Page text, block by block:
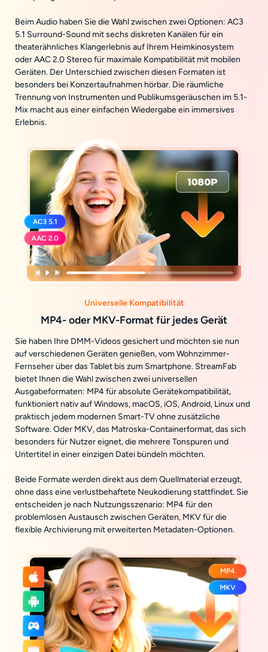
Beim Audio haben Sie die Wahl zwischen zwei Optionen: AC3
5.1 Surround-Sound mit sechs diskreten Kanälen für ein
theaterähnliches Klangerlebnis auf Ihrem Heimkinosystem
oder AAC 2.0 Stereo für maximale Kompatibilität mit mobilen
Geräten. Der Unterschied zwischen diesen Formaten ist
besonders bei Konzertaufnahmen hörbar. Die räumliche
Trennung von Instrumenten und Publikumsgeräuschen im 5.1-
Mix macht aus einer einfachen Wiedergabe ein immersives
Erlebnis.
Universelle Kompatibilität
MP4- oder MKV-Format für jedes Gerät
Sie haben Ihre DMM-Videos gesichert und möchten sie nun
auf verschiedenen Geräten genießen, vom Wohnzimmer-
Fernseher über das Tablet bis zum Smartphone. StreamFab
bietet Ihnen die Wahl zwischen zwei universellen
Ausgabeformaten: MP4 für absolute Gerätekompatibilität,
funktioniert nativ auf Windows, macOS, iOS, Android, Linux und
praktisch jedem modernen Smart-TV ohne zusätzliche
Software. Oder MKV, das Matroska-Containerformat, das sich
besonders für Nutzer eignet, die mehrere Tonspuren und
Untertitel in einer einzigen Datei bündeln möchten.
Beide Formate werden direkt aus dem Quellmaterial erzeugt,
ohne dass eine verlustbehaftete Neukodierung stattfindet. Sie
entscheiden je nach Nutzungsszenario: MP4 für den
problemlosen Austausch zwischen Geräten, MKV für die
flexible Archivierung mit erweiterten Metadaten-Optionen.